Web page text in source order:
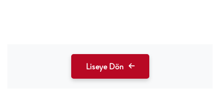
Liseye Dön